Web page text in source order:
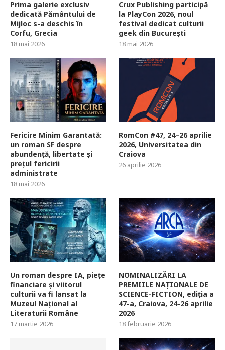
Prima galerie exclusiv
dedicată Pământului de
Mijloc s-a deschis în
Corfu, Grecia
18 mai 2026
Crux Publishing participă
la PlayCon 2026, noul
festival dedicat culturii
geek din București
18 mai 2026
Fericire Minim Garantată:
un roman SF despre
abundență, libertate și
prețul fericirii
administrate
18 mai 2026
RomCon #47, 24–26 aprilie
2026, Universitatea din
Craiova
26 aprilie 2026
Un roman despre IA, piețe
financiare și viitorul
culturii va fi lansat la
Muzeul Național al
Literaturii Române
17 martie 2026
NOMINALIZĂRI LA
PREMIILE NAȚIONALE DE
SCIENCE-FICTION, ediția a
47-a, Craiova, 24-26 aprilie
2026
18 februarie 2026